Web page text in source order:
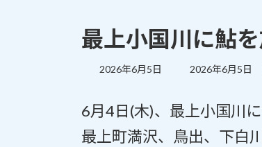
最上小国川に鮎
2026年6月5日
最
新
時
2026年6月5日
6月4日(木)、最上小国川
最上町満沢、鳥出、下白